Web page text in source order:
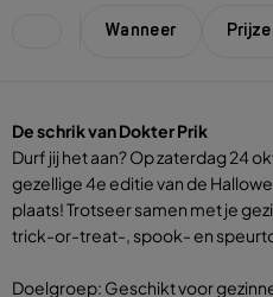
Wanneer
De schrik van Dokter Prik
Durf jij het aan? Op zaterdag 24
gezellige 4e editie van de
plaats! Trotseer samen met je
trick-or-treat-, spook- en
​Doelgroep: Geschikt voor